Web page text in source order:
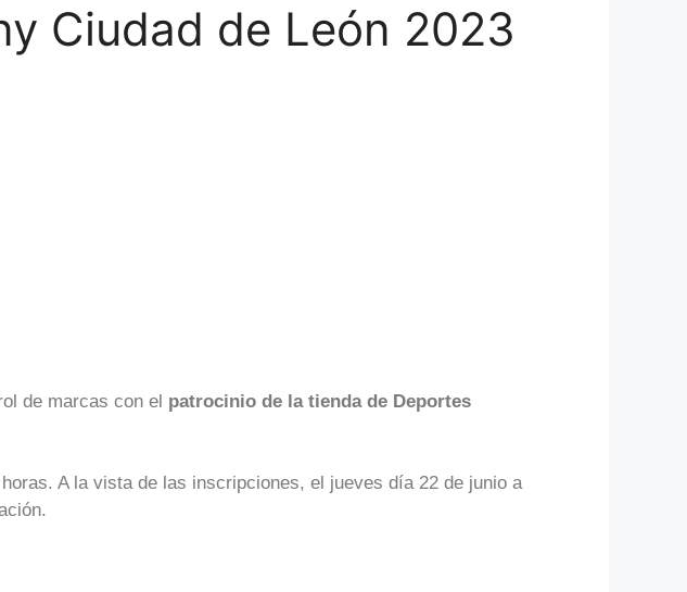
Ciudad de León 2023
de marcas con el patrocinio de la tienda de Deportes
A la vista de las inscripciones, el jueves día 22 de junio a